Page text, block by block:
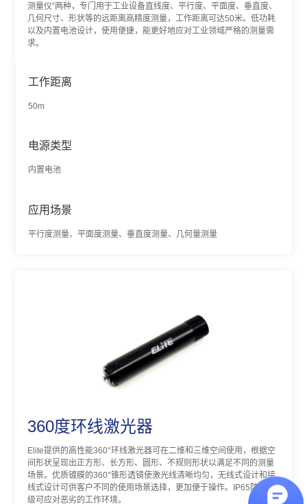
测量仪”两种，专门用于工业设备直线度、平行度、平面度、垂直度、
几何尺寸、形状等的远距离高精度测量，工作距离可达50米。低功耗
以及内置电池设计，使用便捷，能更好地应对工业领域严格的测量需
求。
工作距离
50m
电源类型
内置电池
应用场景
平行度测量、平面度测量、垂直度测量、几何量测量
360度环线激光器
Elite提供的高性能360°环线激光器可在二维和三维空间使用，根据空
间形状呈现出正方形、长方形、圆形、不规则形状以满足不同的测量
场景。优质镀膜的360°锥形透镜使激光线清晰均匀，无线式设计和接
线式设计可供客户不同的使用场景选择，更加便于操作。IP65防水等
级可应对恶劣的工作环境。